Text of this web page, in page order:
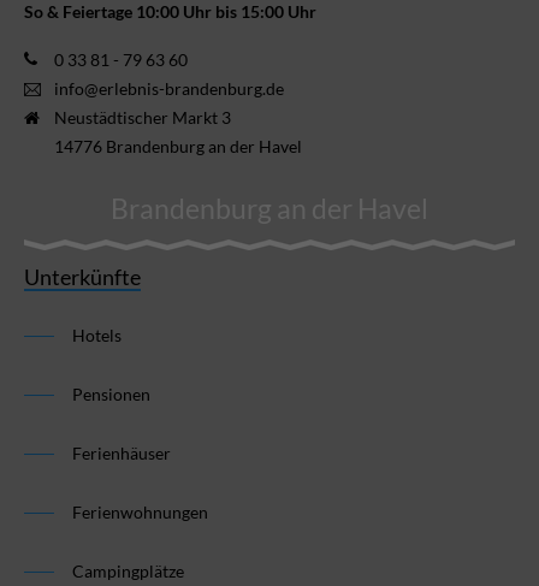
So & Feiertage 10:00 Uhr bis 15:00 Uhr
0 33 81 - 79 63 60
info@erlebnis-brandenburg.de
Neustädtischer Markt 3
14776 Brandenburg an der Havel
Brandenburg an der Havel
Unterkünfte
Hotels
Pensionen
Ferienhäuser
Ferienwohnungen
Campingplätze